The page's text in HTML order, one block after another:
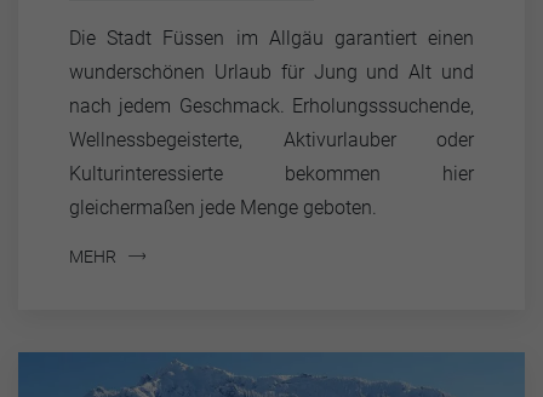
Die Stadt Füssen im Allgäu garantiert einen
wunderschönen Urlaub für Jung und Alt und
nach jedem Geschmack. Erholungsssuchende,
Wellnessbegeisterte, Aktivurlauber oder
Kulturinteressierte bekommen hier
gleichermaßen jede Menge geboten.
MEHR